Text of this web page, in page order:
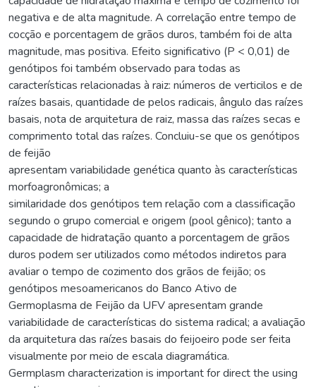
negativa e de alta magnitude. A correlação entre tempo de
cocção e porcentagem de grãos duros, também foi de alta
magnitude, mas positiva. Efeito significativo (P < 0,01) de
genótipos foi também observado para todas as
características relacionadas à raiz: números de verticilos e de
raízes basais, quantidade de pelos radicais, ângulo das raízes
basais, nota de arquitetura de raiz, massa das raízes secas e
comprimento total das raízes. Concluiu-se que os genótipos
de feijão
apresentam variabilidade genética quanto às características
morfoagronômicas; a
similaridade dos genótipos tem relação com a classificação
segundo o grupo comercial e origem (pool gênico); tanto a
capacidade de hidratação quanto a porcentagem de grãos
duros podem ser utilizados como métodos indiretos para
avaliar o tempo de cozimento dos grãos de feijão; os
genótipos mesoamericanos do Banco Ativo de
Germoplasma de Feijão da UFV apresentam grande
variabilidade de características do sistema radical; a avaliação
da arquitetura das raízes basais do feijoeiro pode ser feita
visualmente por meio de escala diagramática.
Germplasm characterization is important for direct the using